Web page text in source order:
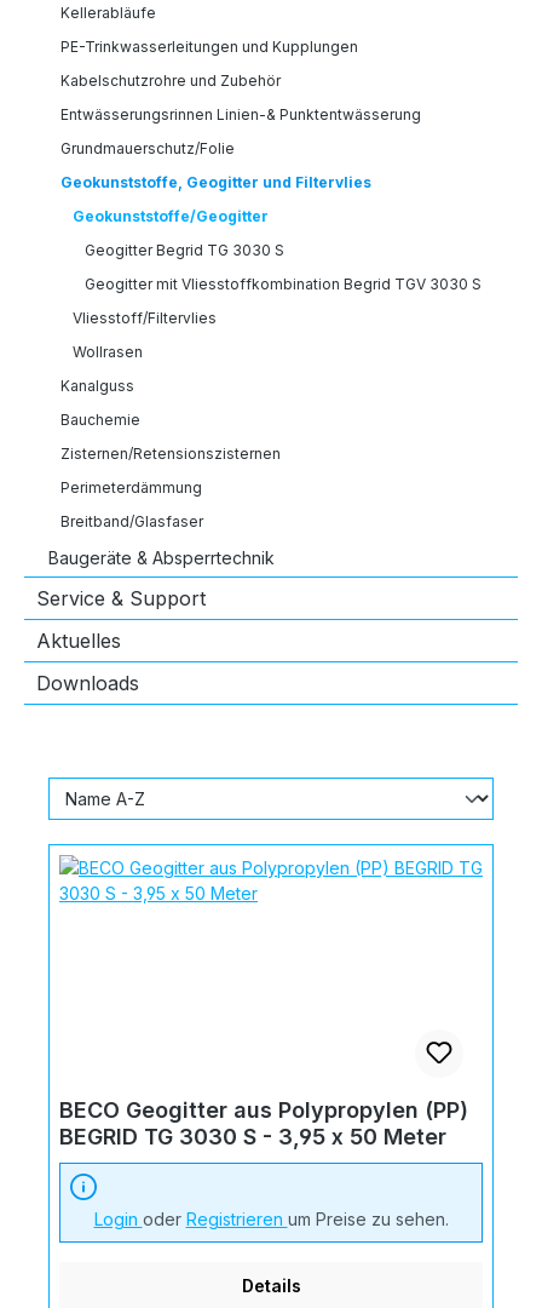
Kellerabläufe
PE-Trinkwasserleitungen und Kupplungen
Kabelschutzrohre und Zubehör
Entwässerungsrinnen Linien-& Punktentwässerung
Grundmauerschutz/Folie
Geokunststoffe, Geogitter und Filtervlies
Geokunststoffe/Geogitter
Geogitter Begrid TG 3030 S
Geogitter mit Vliesstoffkombination Begrid TGV 3030 S
Vliesstoff/Filtervlies
Wollrasen
Kanalguss
Bauchemie
Zisternen/Retensionszisternen
Perimeterdämmung
Breitband/Glasfaser
Baugeräte & Absperrtechnik
Service & Support
Aktuelles
Downloads
BECO Geogitter aus Polypropylen (PP)
BEGRID TG 3030 S - 3,95 x 50 Meter
Login oder Registrieren um Preise zu sehen.
Details